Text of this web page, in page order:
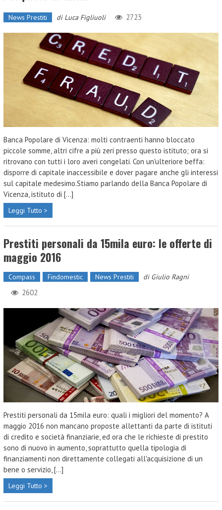
News Prestiti di Luca Figliuoli 2723
Banca Popolare di Vicenza: molti contraenti hanno bloccato
piccole somme, altri cifre a più zeri presso questo istituto; ora si
ritrovano con tutti i loro averi congelati. Con un'ulteriore beffa:
disporre di capitale inaccessibile e dover pagare anche gli interessi
sul capitale medesimo.Stiamo parlando della Banca Popolare di
Vicenza, istituto di [...]
Leggi Tutto >
Prestiti personali da 15mila euro: le offerte di
maggio 2016
Compass Findomestic News Prestiti di Giulio Ragni
2602
Prestiti personali da 15mila euro: quali i migliori del momento? A
maggio 2016 non mancano proposte allettanti da parte di istituti
di credito e società finanziarie, ed ora che le richieste di prestito
sono di nuovo in aumento, soprattutto quella tipologia di
finanziamenti non direttamente collegati all'acquisizione di un
bene o servizio, [...]
Leggi Tutto >